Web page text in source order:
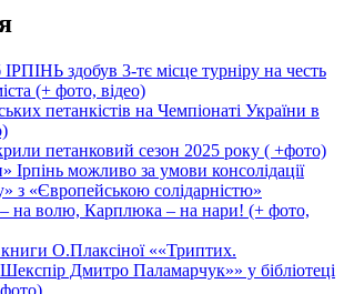
здобув 3-тє місце турніру на честь
(+ фото, відео)
петанкістів на Чемпіонаті України в
петанковий сезон 2025 року ( +фото)
Ірпінь можливо за умови консолідації
з «Європейською солідарністю»
на волю, Карплюка – на нари! (+ фото,
книги О.Плаксіної ««Триптих.
Дмитро Паламарчук»» у бібліотеці